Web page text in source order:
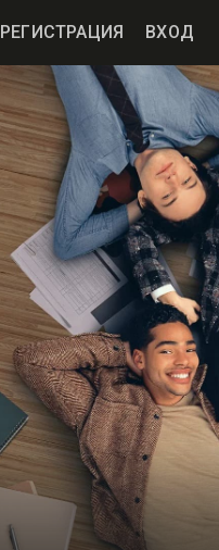
РЕГИСТРАЦИЯ ВХОД